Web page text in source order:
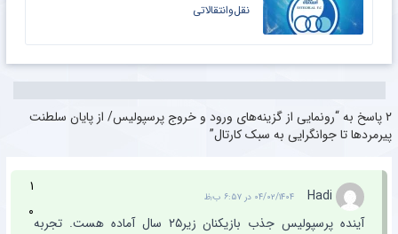
نقل‌وانتقالاتی
۲ پاسخ به “رونمایی از گزینه‌های ورود و خروج پرسپولیس/ از پایان سلطنت
پیرمردها تا جوانگرایی به سبک کارتال”
Hadi ۰۴/۰۲/۱۴۰۴ در ۶:۵۷ ب٫ظ
۱
۰
آینده پرسپولیس جذب بازیکنان زیر۲۵ سال آماده هست. تجربه